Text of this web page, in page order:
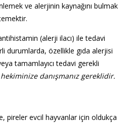
ve alerjinin kaynağını bulmak
(alerji ilacı) ile tedavi
durumlarda, özellikle gıda alerjisi
tamamlayıcı tedavi gerekli
danışmanız gereklidir.
pireler evcil hayvanlar için oldukça